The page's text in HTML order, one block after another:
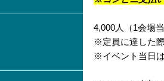
4,000人（1会場当
※定員に達した
※イベント当日